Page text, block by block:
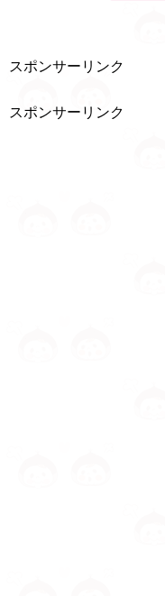
スポンサーリンク
スポンサーリンク